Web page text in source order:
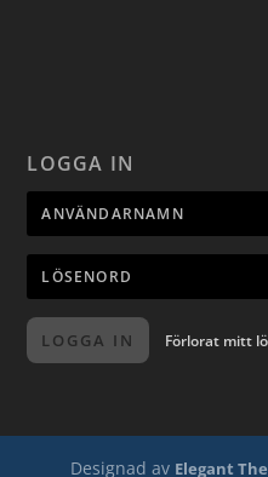
LOGGA IN
LOGGA IN Förlorat mitt
Designad av Elegant